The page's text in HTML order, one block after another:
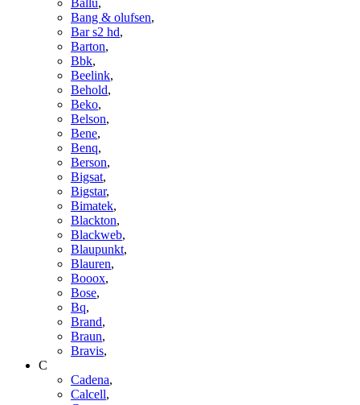
Bang & olufsen,
Bar s2 hd,
Barton,
Bbk,
Beelink,
Behold,
Beko,
Belson,
Bene,
Benq,
Berson,
Bigsat,
Bigstar,
Bimatek,
Blackton,
Blackweb,
Blaupunkt,
Blauren,
Booox,
Bose,
Bq,
Brand,
Braun,
Bravis,
C
Cadena,
Calcell,